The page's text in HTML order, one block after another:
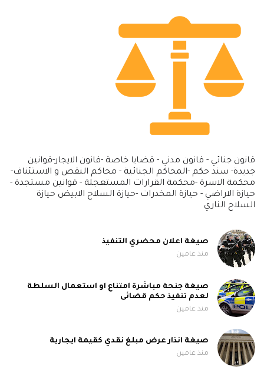
قانون جنائي - قانون مدني - قضايا خاصة -قانون الايجار-قوانين
جديدة- سند حكم -المحاكم الجنائية - محاكم النقص و الاستئناف-
محكمة الاسرة -محكمة القرارات المستعجلة - قوانين مستجدة -
حيازة الاراضي - حيازة المخدرات -حيازة السلاح الابيض حيازة
السلاح الناري
صيغة اعلان محضري التنفيذ
منذ عامين
صيغة جنحة مباشرة امتناع او استعمال السلطة
لعدم تنفيذ حكم قضائى
منذ عامين
صيغة انذار عرض مبلغ نقدي كقيمة ايجارية
منذ عامين